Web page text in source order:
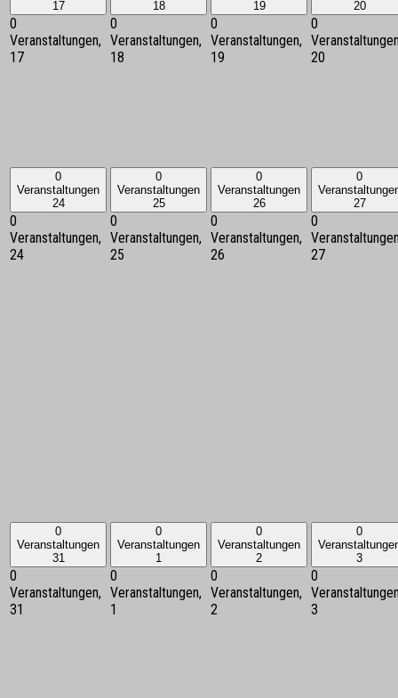
17
0
Veranstaltungen,
17
18
0
Veranstaltungen,
18
19
0
Veranstaltungen,
19
20
0
20
0
Veranstaltungen
24
0
Veranstaltungen,
24
0
Veranstaltungen
25
0
Veranstaltungen,
25
0
Veranstaltungen
26
0
Veranstaltungen,
26
0
27
0
27
0
Veranstaltungen
31
0
Veranstaltungen,
31
0
Veranstaltungen
1
0
Veranstaltungen,
1
0
Veranstaltungen
2
0
Veranstaltungen,
2
0
3
0
3